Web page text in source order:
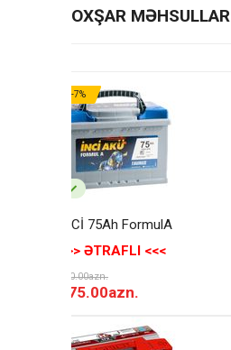
OXŞAR MƏHSULLAR
-7%
İNCİ 75Ah FormulA
>>> ƏTRAFLI <<<
190.00azn.
175.00azn.